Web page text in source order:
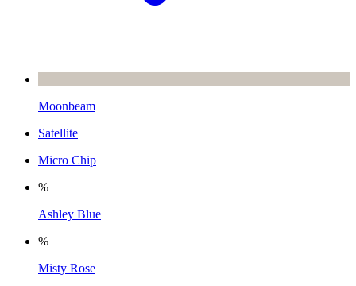
Moonbeam
Satellite
Micro Chip
%
Ashley Blue
%
Misty Rose